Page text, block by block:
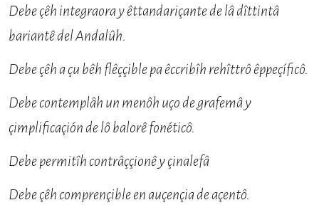
Debe çêh integraora y êttandariçante de lâ dîttintâ
bariantê del Andalûh.
Debe çêh a çu bêh flêççible pa êccribîh rehîttrô êppeçíficô.
Debe contemplâh un menôh uço de grafe­mâ y
çimplificaçión de lô balorê fonéticô.
Debe permitîh contrâççionê y çinalefâ
Debe çêh comprençible en auçençia de açentô.